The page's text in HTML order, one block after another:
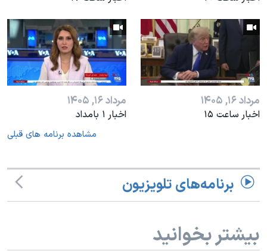
مرداد ۱۶, ۱۴۰۵
اخبار ساعت ۱۵
مرداد ۱۶, ۱۴۰۵
اخبار ۱ بامداد
مشاهده برنامه های قبلی
برنامه‌های تلویزیون
بیشتر بخوانید